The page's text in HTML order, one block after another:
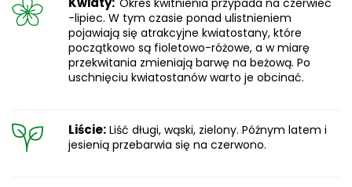
-lipiec. W tym czasie ponad ulistnieniem
pojawiają się atrakcyjne kwiatostany, które
początkowo są fioletowo-różowe, a w miarę
przekwitania zmieniają barwę na beżową. Po
uschnięciu kwiatostanów warto je obcinać.
Liście: Liść długi, wąski, zielony. Późnym latem i
jesienią przebarwia się na czerwono.